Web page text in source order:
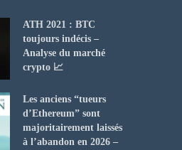
ATH 2021 : BTC
toujours indécis –
Analyse du marché
crypto 📈
Les anciens “tueurs
d’Ethereum” sont
majoritairement laissés
à l’abandon en 2026 –